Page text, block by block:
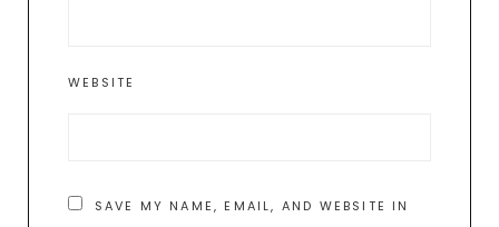
WEBSITE
SAVE MY NAME, EMAIL, AND WEBSITE IN